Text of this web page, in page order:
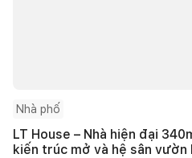
Nhà phố
LT House – Nhà hiện đại
kiến trúc mở và hệ sân vườn